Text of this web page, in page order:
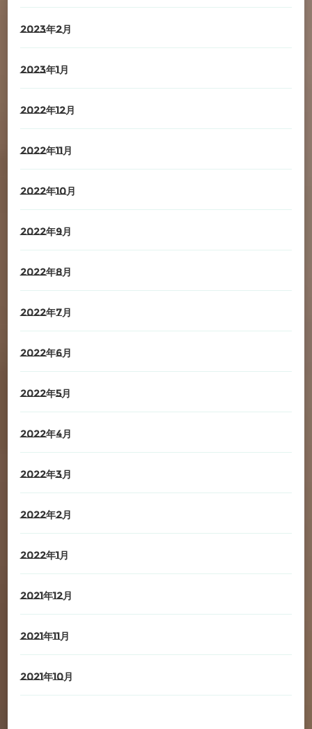
2023年2月
2023年1月
2022年12月
2022年11月
2022年10月
2022年9月
2022年8月
2022年7月
2022年6月
2022年5月
2022年4月
2022年3月
2022年2月
2022年1月
2021年12月
2021年11月
2021年10月